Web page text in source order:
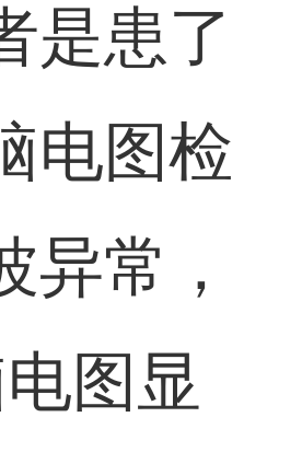
是患了
电图检
常，
图显